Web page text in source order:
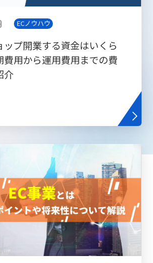
ECノウハウ
ップ開業する資金はいくら
費用から運用費用までの費
介